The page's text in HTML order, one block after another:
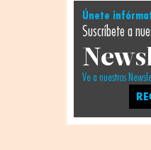
Únete
Suscríbete a
Ve a nuestros